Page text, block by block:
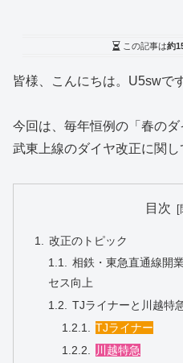
この記事は約
皆様、こんにちは。U5swです
今回は、毎年恒例の「春の
武東上線のダイヤ改正に関し
目次
改正のトピック
相鉄・東急直通線開
セス向上
TJライナーと川越特
TJライナー
川越特急